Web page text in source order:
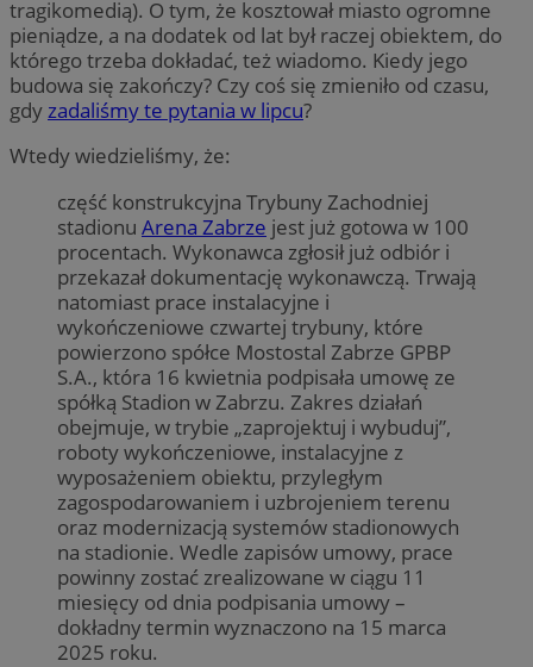
tragikomedią). O tym, że kosztował miasto ogromne
pieniądze, a na dodatek od lat był raczej obiektem, do
którego trzeba dokładać, też wiadomo. Kiedy jego
budowa się zakończy? Czy coś się zmieniło od czasu,
gdyzadaliśmy te pytania w lipcu?
Wtedy wiedzieliśmy, że:
część konstrukcyjna Trybuny Zachodniej
stadionu Arena Zabrze jest już gotowa w 100
procentach. Wykonawca zgłosił już odbiór i
przekazał dokumentację wykonawczą. Trwają
natomiast prace instalacyjne i
wykończeniowe czwartej trybuny, które
powierzono spółce Mostostal Zabrze GPBP
S.A., która 16 kwietnia podpisała umowę ze
spółką Stadion w Zabrzu. Zakres działań
obejmuje, w trybie „zaprojektuj i wybuduj”,
roboty wykończeniowe, instalacyjne z
wyposażeniem obiektu, przyległym
zagospodarowaniem i uzbrojeniem terenu
oraz modernizacją systemów stadionowych
na stadionie. Wedle zapisów umowy, prace
powinny zostać zrealizowane w ciągu 11
miesięcy od dnia podpisania umowy –
dokładny termin wyznaczono na 15 marca
2025 roku.